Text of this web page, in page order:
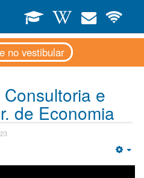
no vestibular
e
de Economia